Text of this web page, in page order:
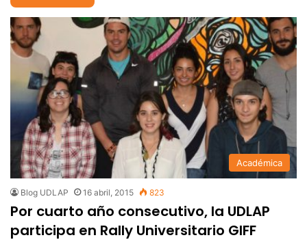
Académica
Blog UDLAP 16 abril, 2015 823
Por cuarto año consecutivo, la UDLAP
participa en Rally Universitario GIFF